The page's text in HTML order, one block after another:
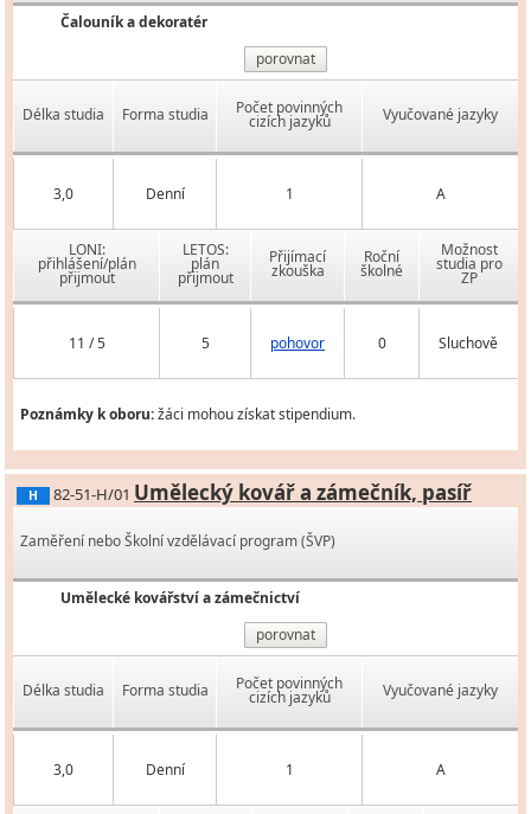
Čalouník a dekoratér
porovnat
Délka studia Forma studia Počet povinných
cizích jazyků Vyučované jazyky
3,0 Denní 1 A
LONI:
přihlášení/plán
přijmout
LETOS:
plán
přijmout
Přijímací
zkouška
Roční
školné
Možnost
studia pro
ZP
11 / 5 5 pohovor 0 Sluchově
Poznámky k oboru:žáci mohou získat stipendium.
H 82-51-H/01 Umělecký kovář a zámečník, pasíř
Zaměření nebo Školní vzdělávací program (ŠVP)
Umělecké kovářství a zámečnictví
porovnat
Délka studia Forma studia Počet povinných
cizích jazyků Vyučované jazyky
3,0 Denní 1 A